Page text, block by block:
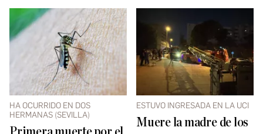
HA OCURRIDO EN DOS
HERMANAS (SEVILLA)
ESTUVO INGRESADA EN LA UCI
Muere la madre de los